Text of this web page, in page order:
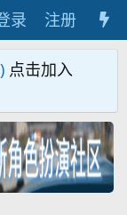
录 注册
点击加入